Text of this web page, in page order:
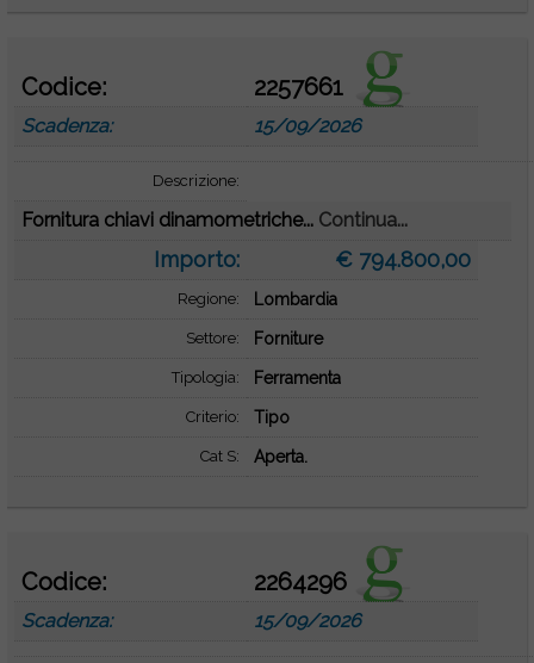
Codice: 2257661
Scadenza: 15/09/2026
Descrizione:
Fornitura chiavi dinamometriche... Continua...
Importo: € 794.800,00
Regione: Lombardia
Settore: Forniture
Tipologia: Ferramenta
Criterio: Tipo
Cat S: Aperta.
Codice: 2264296
Scadenza: 15/09/2026